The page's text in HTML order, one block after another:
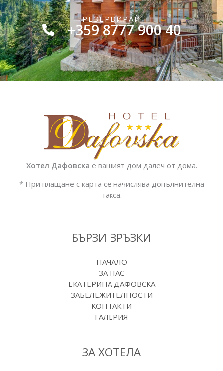
РЕЗЕРВИРАЙ
+359 8777 900 40
Хотел Дафовска е вашият дом далеч от дома.
* При плащане с карта се начислява допълнителна
такса.
БЪРЗИ ВРЪЗКИ
НАЧАЛО
ЗА НАС
ЕКАТЕРИНА ДАФОВСКА
ЗАБЕЛЕЖИТЕЛНОСТИ
КОНТАКТИ
ГАЛЕРИЯ
ЗА ХОТЕЛА